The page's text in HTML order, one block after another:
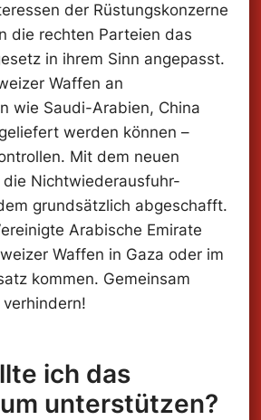
der Rüstungskonzerne
die rechten Parteien das
in ihrem Sinn angepasst.
Waffen an
wie Saudi-Arabien, China
werden können –
Mit dem neuen
Nichtwiederausfuhr-
grundsätzlich abgeschafft.
Arabische Emirate
Waffen in Gaza oder im
kommen. Gemeinsam
ich das
unterstützen?